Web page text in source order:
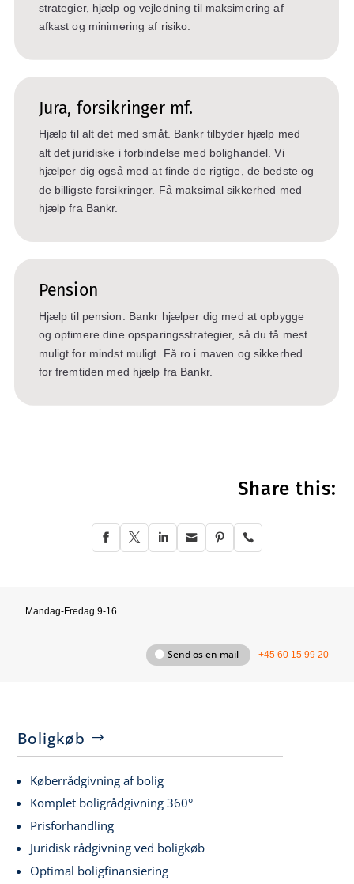
strategier, hjælp og vejledning til maksimering af
afkast og minimering af risiko.
Jura, forsikringer mf.
Hjælp til alt det med småt. Bankr tilbyder hjælp med
alt det juridiske i forbindelse med bolighandel. Vi
hjælper dig også med at finde de rigtige, de bedste og
de billigste forsikringer. Få maksimal sikkerhed med
hjælp fra Bankr.
Pension
Hjælp til pension. Bankr hjælper dig med at opbygge
og optimere dine opsparingsstrategier, så du få mest
muligt for mindst muligt. Få ro i maven og sikkerhed
for fremtiden med hjælp fra Bankr.
Share this:
     
Mandag-Fredag 9-16
Send os en mail +45 60 15 99 20
Boligkøb
Køberrådgivning af bolig
Komplet boligrådgivning 360°
Prisforhandling
Juridisk rådgivning ved boligkøb
Optimal boligfinansiering